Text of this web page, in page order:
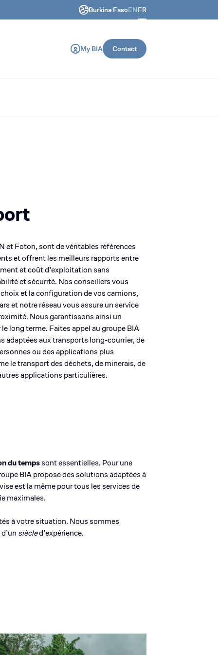
Burkina FasoENFR
civil et de construction.
My BIA Contact
et Foton, sont de véritables références
et offrent les meilleurs rapports entre
et coût d’exploitation sans
et sécurité. Nos conseillers vous
et la configuration de vos camions,
et notre réseau vous assure un service
Nous garantissons ainsi un
long terme. Faites appel au groupe BIA
adaptées aux transports long-courrier, de
ou des applications plus
le transport des déchets, de minerais, de
applications particulières.
du tempssont essentielles. Pour une
BIA propose des solutions adaptées à
est la même pour tous les services de
maximales.
à votre situation. Nous sommes
siècled’expérience.